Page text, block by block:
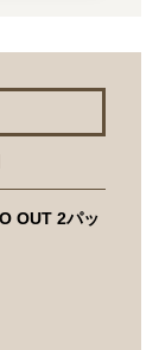
OUT 2パッ